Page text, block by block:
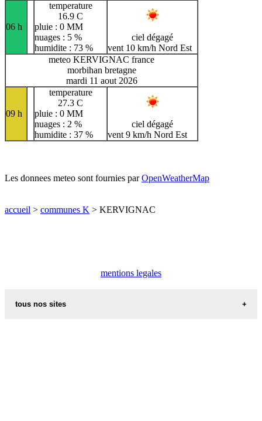
06 h
temperature
16.9 C
pluie : 0 MM
nuages : 5 %
humidite : 73 %
ciel dégagé
vent 10 km/h Nord Est
meteo KERVIGNAC france
morbihan bretagne
mardi 11 aout 2026
09 h
temperature
27.3 C
pluie : 0 MM
nuages : 2 %
humidite : 37 %
ciel dégagé
vent 9 km/h Nord Est
Les donnees meteo sont fournies parOpenWeatherMap
accueil > communes K > KERVIGNAC
mentions legales
tous nos sites